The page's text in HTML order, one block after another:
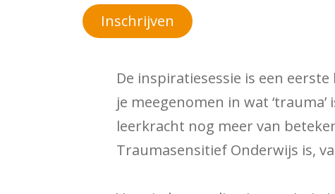
Inschrijven
De inspiratiesessie is een
je meegenomen in wat
leerkracht nog meer van
Traumasensitief Onderwijs is,